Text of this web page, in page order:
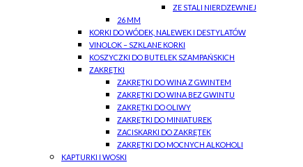
ZE STALI NIERDZEWNEJ
26 MM
KORKI DO WÓDEK, NALEWEK I DESTYLATÓW
VINOLOK – SZKLANE KORKI
KOSZYCZKI DO BUTELEK SZAMPAŃSKICH
ZAKRĘTKI
ZAKRĘTKI DO WINA Z GWINTEM
ZAKRĘTKI DO WINA BEZ GWINTU
ZAKRĘTKI DO OLIWY
ZAKRĘTKI DO MINIATUREK
ZACISKARKI DO ZAKRĘTEK
ZAKRĘTKI DO MOCNYCH ALKOHOLI
KAPTURKI I WOSKI